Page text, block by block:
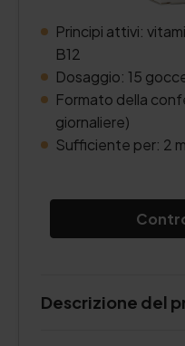
Principi attivi:
B12
Dosaggio: 15
Formato della
giornaliere)
Sufficiente per: 2
Descrizione del